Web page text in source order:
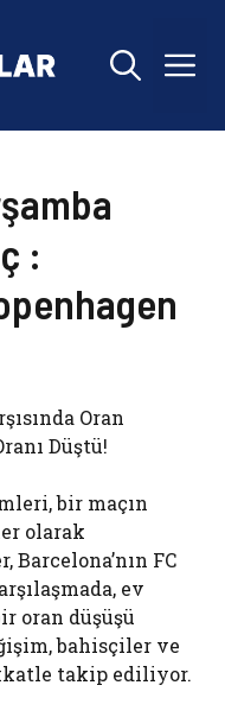
:
Oran
Düştü!
bir maçın
olarak
FC
ev
oran düşüşü
bahisçiler ve
takip ediliyor.